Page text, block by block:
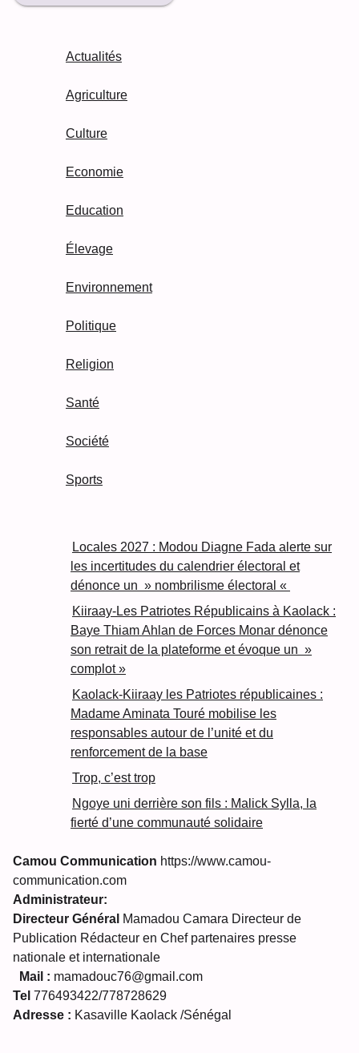
Actualités
Agriculture
Culture
Economie
Education
Élevage
Environnement
Politique
Religion
Santé
Société
Sports
Locales 2027 : Modou Diagne Fada alerte sur
les incertitudes du calendrier électoral et
dénonce un » nombrilisme électoral «
Kiiraay-Les Patriotes Républicains à Kaolack :
Baye Thiam Ahlan de Forces Monar dénonce
son retrait de la plateforme et évoque un »
complot »
Kaolack-Kiiraay les Patriotes républicaines :
Madame Aminata Touré mobilise les
responsables autour de l’unité et du
renforcement de la base
Trop, c’est trop
Ngoye uni derrière son fils : Malick Sylla, la
fierté d’une communauté solidaire
Camou Communication https://www.camou-
communication.com
Administrateur:
Directeur Général Mamadou Camara Directeur de
Publication Rédacteur en Chef partenaires presse
nationale et internationale
Mail : mamadouc76@gmail.com
Tel 776493422/778728629
Adresse : Kasaville Kaolack /Sénégal